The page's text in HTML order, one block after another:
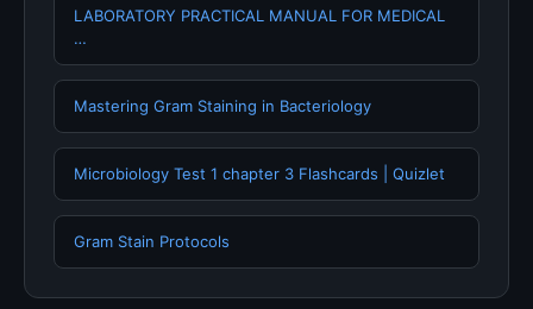
LABORATORY PRACTICAL MANUAL FOR MEDICAL
…
Mastering Gram Staining in Bacteriology
Microbiology Test 1 chapter 3 Flashcards | Quizlet
Gram Stain Protocols